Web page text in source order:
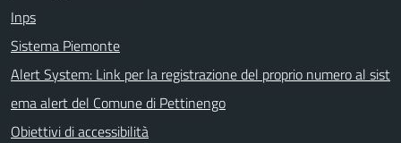
Inps
Sistema Piemonte
Alert System: Link per la registrazione del proprio numero al sist
ema alert del Comune di Pettinengo
Obiettivi di accessibilità